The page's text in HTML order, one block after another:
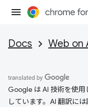
Docs Web on
Google は AI 技術を使
しています。AI 翻訳に